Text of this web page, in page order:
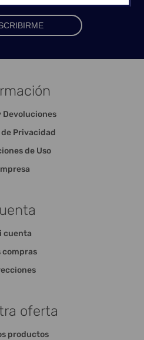
Devoluciones
Privacidad
de Uso
cuenta
compras
oferta
productos